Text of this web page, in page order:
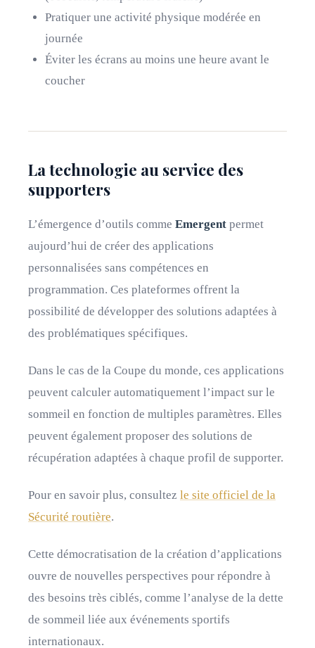
Pratiquer une activité physique modérée en
journée
Éviter les écrans au moins une heure avant le
coucher
La technologie au service des
supporters
L’émergence d’outils comme Emergent permet
aujourd’hui de créer des applications
personnalisées sans compétences en
programmation. Ces plateformes offrent la
possibilité de développer des solutions adaptées à
des problématiques spécifiques.
Dans le cas de la Coupe du monde, ces applications
peuvent calculer automatiquement l’impact sur le
sommeil en fonction de multiples paramètres. Elles
peuvent également proposer des solutions de
récupération adaptées à chaque profil de supporter.
Pour en savoir plus, consultez le site officiel de la
Sécurité routière.
Cette démocratisation de la création d’applications
ouvre de nouvelles perspectives pour répondre à
des besoins très ciblés, comme l’analyse de la dette
de sommeil liée aux événements sportifs
internationaux.